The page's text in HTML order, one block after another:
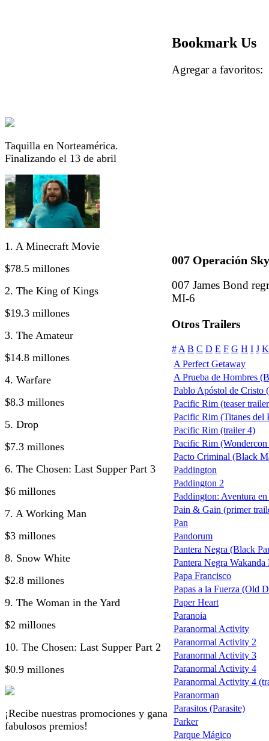
Taquilla en Norteamérica.
Finalizando el 13 de abril
1. A Minecraft Movie
$78.5 millones
2. The King of Kings
$19.3 millones
3. The Amateur
$14.8 millones
4. Warfare
$8.3 millones
5. Drop
$7.3 millones
6. The Chosen: Last Supper Part 3
$6 millones
7. A Working Man
$3 millones
8. Snow White
$2.8 millones
9. The Woman in the Yard
$2 millones
10. The Chosen: Last Supper Part 2
$0.9 millones
¡Recibe nuestras promociones y gana
fabulosos premios!
Bookmark Us
Agregar a
007 Operación
007 James Bond
MI-6
Otros Trailers
# A B C D E F G H I J K
A Perfect Getaway
A Prueba de Hombres
Pablo Apóstol de Cristo
Pacific Rim (teaser
Pacific Rim (Titanes del
Pacific Rim (trailer 4)
Pacific Rim
Pacto Criminal (Black
Paddington
Paddington 2
Paddington: Aventura
Pain & Gain (primer
Pan
Pandorum
Pantera Negra (Black
Pantera Negra
Papa Francisco
Papas a la Fuerza (Old
Paper Heart
Paranoia
Paranormal Activity
Paranormal Activity 2
Paranormal Activity 3
Paranormal Activity 4
Paranormal Activity 4
Paranorman
Parasitos (Parasite)
Parker
Parque Mágico